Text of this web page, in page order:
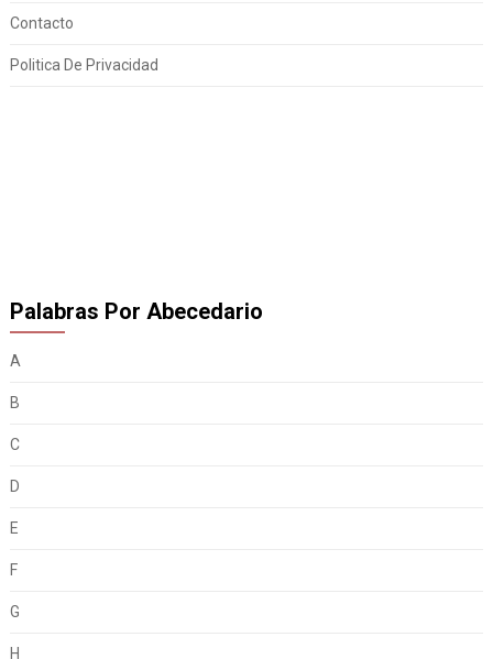
Contacto
Politica De Privacidad
Palabras Por Abecedario
A
B
C
D
E
F
G
H